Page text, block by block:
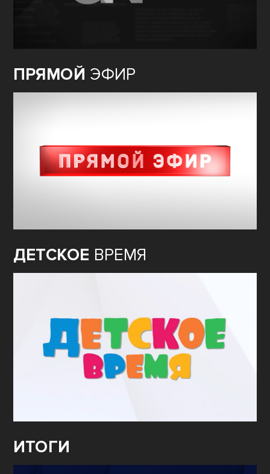
ПРЯМОЙ ЭФИР
ДЕТСКОЕ ВРЕМЯ
ИТОГИ